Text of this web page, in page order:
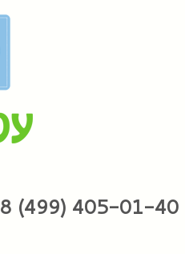
8 (499) 405-01-40